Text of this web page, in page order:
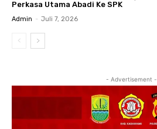
Perkasa Utama Abadi Ke SPK
Admin - Juli 7, 2026
- Advertisement -